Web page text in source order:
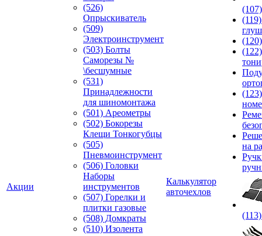
Акции
(526)
Опрыскиватель
(509)
Электроинструмент
(503) Болты
Саморезы №
\бесшумные
(531)
Принадлежности
для шиномонтажа
(501) Ареометры
(502) Бокорезы
Клещи Тонкогубцы
(505)
Пневмоинструмент
(506) Головки
Наборы
инструментов
(507) Горелки и
плитки газовые
(508) Домкраты
(510) Изолента
Калькулятор
авточехлов
на